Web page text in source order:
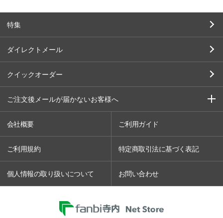
特集
ダイレクトメール
クイックオーダー
ご注文後メールが届かないお客様へ
会社概要 ご利用ガイド
ご利用規約 特定商取引法に基づく表記
個人情報の取り扱いについて お問い合わせ